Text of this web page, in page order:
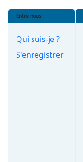
Entre nous
Qui suis-je ?
S'enregistrer